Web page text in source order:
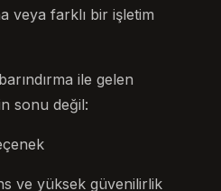
veya farklı bir işletim
ile gelen
sonu değil:
ve yüksek güvenilirlik